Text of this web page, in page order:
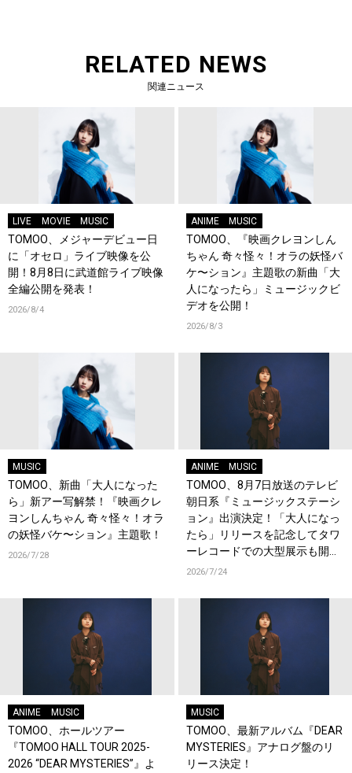
RELATED NEWS
関連ニュース
LIVE MOVIE MUSIC
TOMOO、メジャーデビュー日
に「オセロ」ライブ映像を公
開！8月8日に武道館ライブ映像
全編公開を発表！
2026/8/4
ANIME MUSIC
TOMOO、『映画クレヨンしん
ちゃん 奇々怪々！オラの妖怪バ
ケ〜ション』主題歌の新曲「大
人になったら」ミュージックビ
デオを公開！
2026/8/3
MUSIC
TOMOO、新曲「大人になった
ら」新アー写解禁！『映画クレ
ヨンしんちゃん 奇々怪々！オラ
の妖怪バケ〜ション』主題歌！
2026/7/28
ANIME MUSIC
TOMOO、8月7日放送のテレビ
朝日系『ミュージックステーシ
ョン』出演決定！「大人になっ
たら」リリースを記念してタワ
ーレコードでの大型展示も開
催！
2026/7/24
ANIME MUSIC
TOMOO、ホールツアー
『TOMOO HALL TOUR 2025-
2026 “DEAR MYSTERIES”』よ
MUSIC
TOMOO、最新アルバム『DEAR
MYSTERIES』アナログ盤のリ
リース決定！